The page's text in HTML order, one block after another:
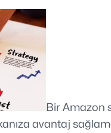
Bir Amazon
avantaj